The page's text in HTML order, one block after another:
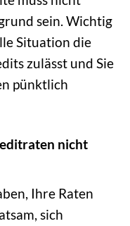
sein. Wichtig
Situation die
zulässt und Sie
pünktlich
nicht
Ihre Raten
sich